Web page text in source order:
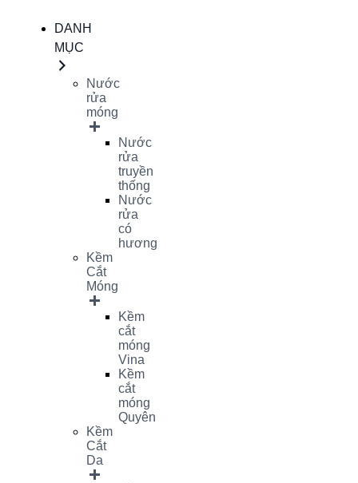
DANH
MỤC
Nước
rửa
móng
Nước
rửa
truyền
thống
Nước
rửa
có
hương
Kềm
Cắt
Móng
Kềm
cắt
móng
Vina
Kềm
cắt
móng
Quyên
Kềm
Cắt
Da